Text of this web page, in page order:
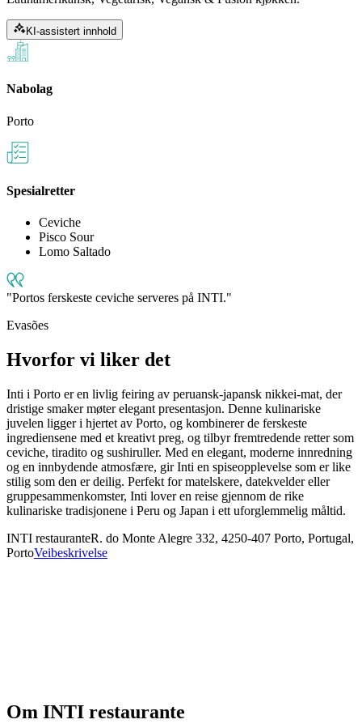
KI-assistert innhold
Nabolag
Porto
Spesialretter
Ceviche
Pisco Sour
Lomo Saltado
Portos ferskeste ceviche serveres på INTI.
Evasões
Hvorfor vi liker det
Inti i Porto er en livlig feiring av peruansk-japansk nikkei-mat, der
dristige smaker møter elegant presentasjon. Denne kulinariske
juvelen ligger i hjertet av Porto, og kombinerer de ferskeste
ingrediensene med et kreativt preg, og tilbyr fremtredende retter som
ceviche, tiradito og sushiruller. Med en elegant, moderne innredning
og en innbydende atmosfære, gir Inti en spiseopplevelse som er like
stilig som den er deilig. Perfekt for matelskere, datekvelder eller
gruppesammenkomster, Inti lover en reise gjennom de rike
kulinariske tradisjonene i Peru og Japan i ett uforglemmelig måltid.
INTI restauranteR. do Monte Alegre 332, 4250-407 Porto, Portugal,
PortoVeibeskrivelse
Om INTI restaurante